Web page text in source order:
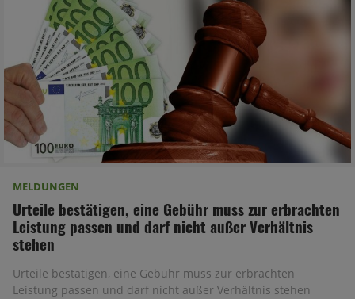
MELDUNGEN
Urteile bestätigen, eine Gebühr muss zur erbrachten
Leistung passen und darf nicht außer Verhältnis
stehen
Urteile bestätigen, eine Gebühr muss zur erbrachten
Leistung passen und darf nicht außer Verhältnis stehen